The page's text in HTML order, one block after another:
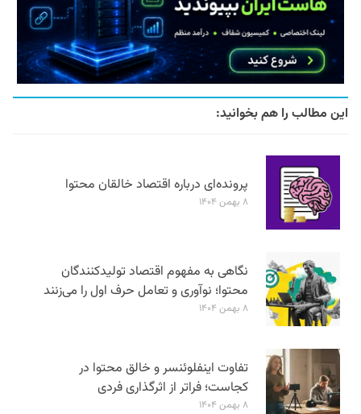
این مطالب را هم بخوانید:
پرونده‌ای درباره اقتصاد خالقان محتوا
۸ بهمن ۱۴۰۴
نگاهی به مفهوم اقتصاد تولیدکنندگان
محتوا؛ نوآوری و تعامل حرف اول را می‌زنند
۸ بهمن ۱۴۰۴
تفاوت اینفلوئنسر و خالق محتوا در
کجاست؛ فراتر از اثرگذاری فردی
۸ بهمن ۱۴۰۴